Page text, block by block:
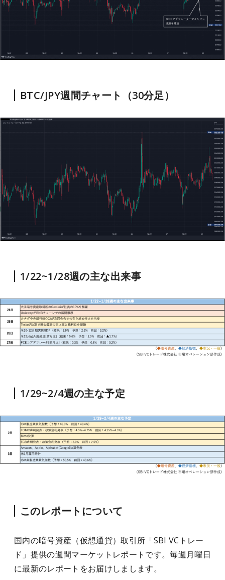
BTC/JPY週間チャート（30分足）
1/22~1/28週の主な出来事
1/29~2/4週の主な予定
このレポートについて
国内の暗号資産（仮想通貨）取引所「SBI VCトレー
ド」提供の週間マーケットレポートです。毎週月曜日
に最新のレポートをお届けしまします。